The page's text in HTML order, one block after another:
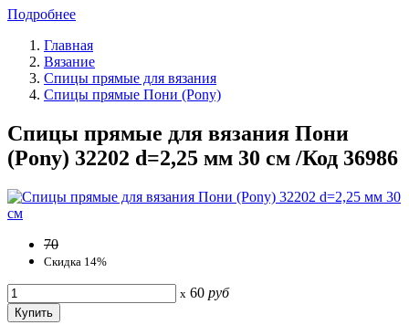
Подробнее
Главная
Вязание
Спицы прямые для вязания
Спицы прямые Пони (Pony)
Спицы прямые для вязания Пони
(Pony) 32202 d=2,25 мм 30 см /Код 36986
70
Скидка 14%
x 60 руб